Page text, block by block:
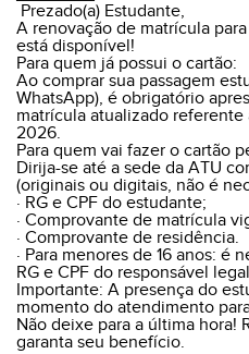
Prezado(a) Estudante,
A renovação de matrícula
está disponível!
Para quem já possui o cartão:
Ao comprar sua passagem
WhatsApp), é obrigatório
matrícula atualizado
2026.
Para quem vai fazer o cartão
Dirija-se até a sede da ATU
(originais ou digitais, não é
· RG e CPF do estudante;
· Comprovante de matrícula
· Comprovante de residência.
· Para menores de 16 anos: é
RG e CPF do responsável
Importante: A presença do
momento do atendimento
Não deixe para a última hora!
garanta seu benefício.
© Sistema Integrado Municipal